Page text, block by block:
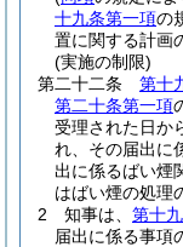
十九条第一項の
置に関する計画
(実施の制限)
第二十二条
第十
第二十条第一項
受理された日か
れ、その届出に
出に係るばい煙
はばい煙の処理
2
知事は、 第十
届出に係る事項